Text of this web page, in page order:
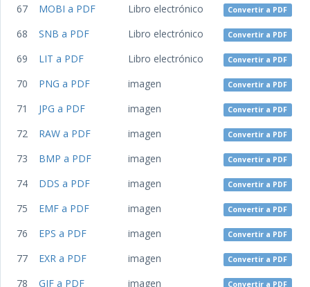
67 MOBI a PDF Libro electrónico Convertir a PDF
68 SNB a PDF Libro electrónico Convertir a PDF
69 LIT a PDF Libro electrónico Convertir a PDF
70 PNG a PDF imagen Convertir a PDF
71 JPG a PDF imagen Convertir a PDF
72 RAW a PDF imagen Convertir a PDF
73 BMP a PDF imagen Convertir a PDF
74 DDS a PDF imagen Convertir a PDF
75 EMF a PDF imagen Convertir a PDF
76 EPS a PDF imagen Convertir a PDF
77 EXR a PDF imagen Convertir a PDF
78 GIF a PDF imagen Convertir a PDF